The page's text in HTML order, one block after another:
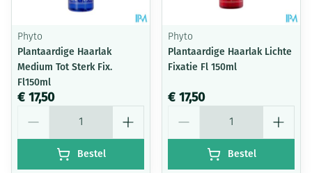
Phyto
Plantaardige Haarlak
Medium Tot Sterk Fix.
Fl150ml
€ 17,50
Bestel
Phyto
Plantaardige Haarlak Lichte
Fixatie Fl 150ml
€ 17,50
Bestel